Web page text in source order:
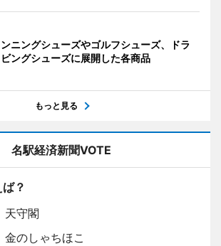
ニングシューズやゴルフシューズ、ドラ
ングシューズに展開した各商品
もっと見る
名駅経済新聞VOTE
？
天守閣
金のしゃちほこ